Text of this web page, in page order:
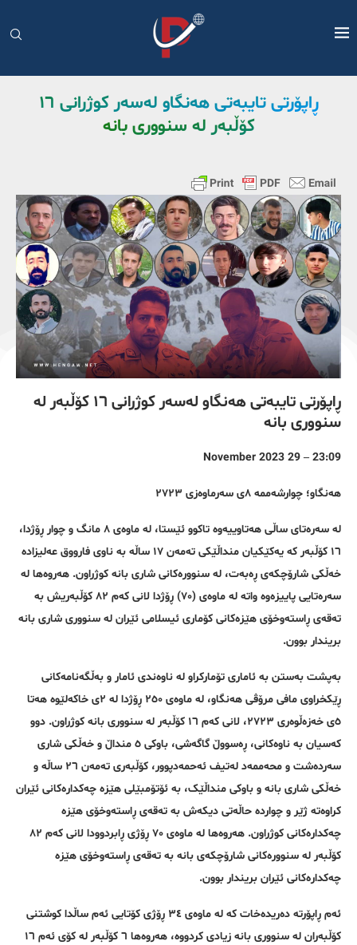
ڕاپۆرتی تایبەتی هەنگاو لەسەر کوژرانی ١٦
کۆڵبەر لە سنووری بانە
ڕاپۆرتی تایبەتی هەنگاو لەسەر کوژرانی ١٦ کۆڵبەر لە
سنووری بانە
23:09 – 29 November 2023
هەنگاو؛ چوارشەممە ٨ی سەرماوەزی ٢٧٢٣
لە سەرەتای ساڵی هەتاوییەوە تاکوو ئێستا، لە ماوەی ٨ مانگ و چوار ڕۆژدا،
١٦ کۆڵبەر کە یەکێکیان منداڵێکی تەمەن ١٧ ساڵە بە ناوی فارووق عەلیزادە
خەڵکی شارۆچکەی ڕەبەت، لە سنوورەکانی شاری بانە کوژراون. هەروەها لە
سەرەتایی پاییزەوە واتە لە ماوەی (٧٠) ڕۆژدا لانی کەم ٨٢ کۆڵبەریش بە
تەقەی ڕاستەوخۆی هێزەکانی کۆماری ئیسلامی ئێران لە سنووری شاری بانە
بریندار بوون.
بەپشت بەستن بە ئاماری تۆمارکراو لە ناوەندی ئامار و بەڵگەنامەکانی
ڕێکخراوی مافی مرۆڤی هەنگاو، لە ماوەی ٢٥٠ ڕۆژدا لە ٢ی خاکەلێوە هەتا
٥ی خەزەڵوەری ٢٧٢٣، لانی کەم ١٦ کۆڵبەر لە سنووری بانە کوژراون. دوو
کەسیان بە ناوەکانی، ڕەسووڵ گاگەشی، باوکی ٥ منداڵ و خەڵکی شاری
سەردەشت و محەممەد لەتیف ئەحمەدپوور، کۆڵبەری تەمەن ٢٦ ساڵە و
خەڵکی شاری بانە و باوکی منداڵێک، بە ئۆتۆمبێلی هێزە چەکدارەکانی ئێران
کراوەتە ژێر و چواردە حاڵەتی دیکەش بە تەقەی ڕاستەوخۆی هێزە
چەکدارەکانی کوژراون. هەروەها لە ماوەی ٧٠ ڕۆژی ڕابردوودا لانی کەم ٨٢
کۆڵبەر لە سنوورەکانی شارۆچکەی بانە بە تەقەی ڕاستەوخۆی هێزە
چەکدارەکانی ئێران بریندار بوون.
ئەم ڕاپۆرتە دەریدەخات کە لە ماوەی ٣٤ ڕۆژی کۆتایی ئەم ساڵدا کوشتنی
کۆڵبەران لە سنووری بانە زیادی کردووە، هەروەها ٦ کۆڵبەر لە کۆی ئەم ١٦